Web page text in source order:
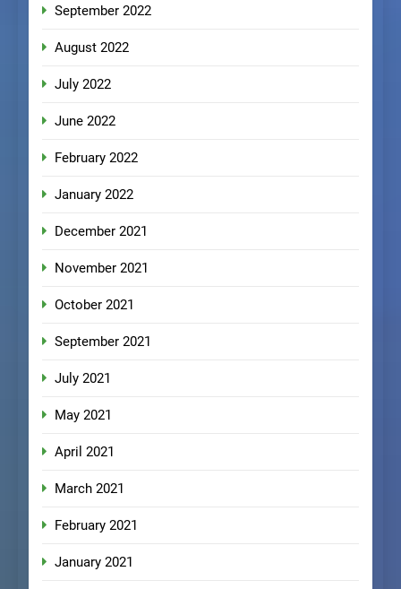
September 2022
August 2022
July 2022
June 2022
February 2022
January 2022
December 2021
November 2021
October 2021
September 2021
July 2021
May 2021
April 2021
March 2021
February 2021
January 2021